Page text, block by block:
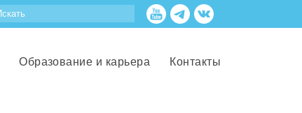
Образование и карьера Контакты